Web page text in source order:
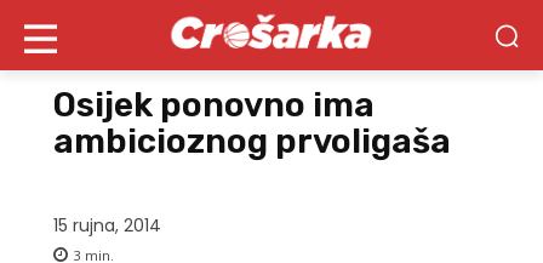
Osijek ponovno ima
ambicioznog prvoligaša
15 rujna, 2014
3 min.